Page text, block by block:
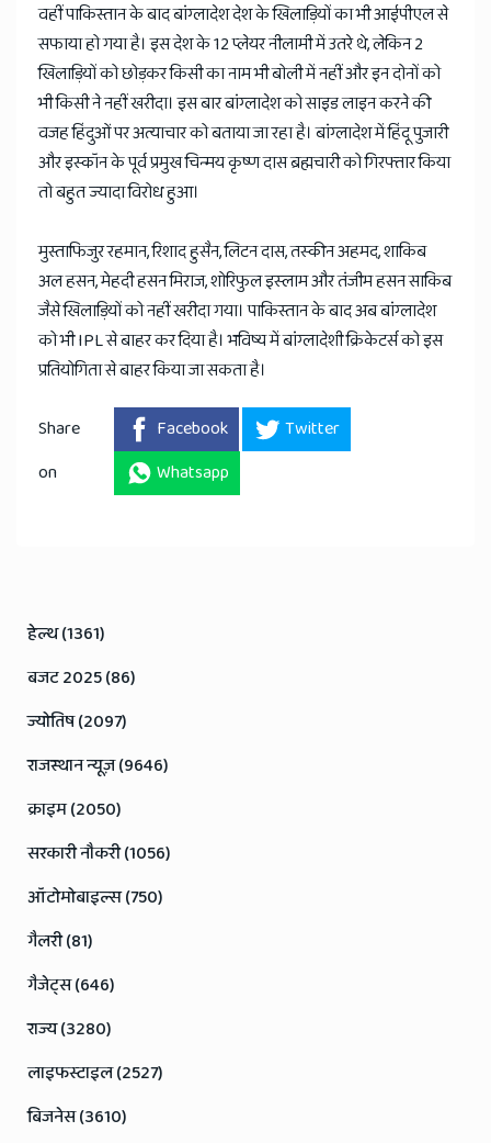
वहीं पाकिस्तान के बाद बांग्लादेश देश के खिलाड़ियों का भी आईपीएल से
सफाया हो गया है। इस देश के 12 प्लेयर नीलामी में उतरे थे, लेकिन 2
खिलाड़ियों को छोड़कर किसी का नाम भी बोली में नहीं और इन दोनों को
भी किसी ने नहीं खरीदा। इस बार बांग्लादेश को साइड लाइन करने की
वजह हिंदुओं पर अत्याचार को बताया जा रहा है। बांग्लादेश में हिंदू पुजारी
और इस्कॉन के पूर्व प्रमुख चिन्मय कृष्ण दास ब्रह्मचारी को गिरफ्तार किया
तो बहुत ज्यादा विरोध हुआ।
मुस्ताफिजुर रहमान, रिशाद हुसैन, लिटन दास, तस्कीन अहमद, शाकिब
अल हसन, मेहदी हसन मिराज, शोरिफुल इस्लाम और तंजीम हसन साकिब
जैसे खिलाड़ियों को नहीं खरीदा गया। पाकिस्तान के बाद अब बांग्लादेश
को भी IPL से बाहर कर दिया है। भविष्य में बांग्लादेशी क्रिकेटर्स को इस
प्रतियोगिता से बाहर किया जा सकता है।
Share
on
Facebook
Twitter
Whatsapp
हेल्थ (1361)
बजट 2025 (86)
ज्योतिष (2097)
राजस्थान न्यूज़ (9646)
क्राइम (2050)
सरकारी नौकरी (1056)
ऑटोमोबाइल्स (750)
गैलरी (81)
गैजेट्स (646)
राज्य (3280)
लाइफस्टाइल (2527)
बिजनेस (3610)